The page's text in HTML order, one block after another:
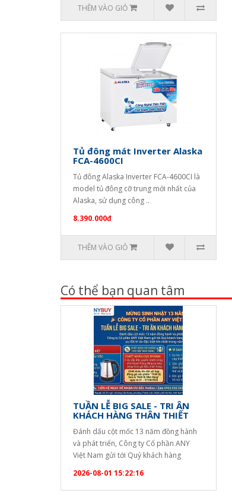
THÊM VÀO GIỎ
Tủ đông mát Inverter Alaska
FCA-4600CI
Tủ đông Alaska Inverter FCA-4600CI là
model tủ đông cỡ trung mới nhất của
Alaska, sử dụng công ..
8.390.000đ
THÊM VÀO GIỎ
Có thể bạn quan tâm
TUẦN LỄ BIG SALE - TRI ÂN
KHÁCH HÀNG THÂN THIẾT
Đánh dấu cột mốc 13 năm đồng hành
và phát triển, Công ty Cổ phần ANY
Việt Nam gửi tới Quý khách hàng
nhất trong năm! ? CHƯƠNG TRÌNH
KHUYẾN MẠI ĐẶC BIỆT TẶNG NGAY
2026-08-01 15:22:16